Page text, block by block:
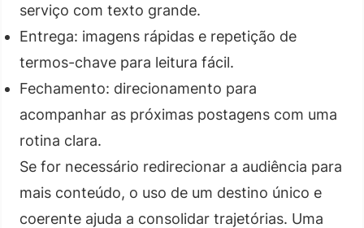
serviço com texto grande.
Entrega: imagens rápidas e repetição de
termos-chave para leitura fácil.
Fechamento: direcionamento para
acompanhar as próximas postagens com uma
rotina clara.
Se for necessário redirecionar a audiência para
mais conteúdo, o uso de um destino único e
coerente ajuda a consolidar trajetórias. Uma